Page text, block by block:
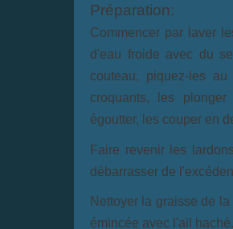
Préparation:
Commencer par laver
d'eau froide avec du
couteau, piquez-les
croquants, les
égoutter, les couper en
Faire revenir les
débarrasser de
Nettoyer la graisse de
émincée avec l'ail